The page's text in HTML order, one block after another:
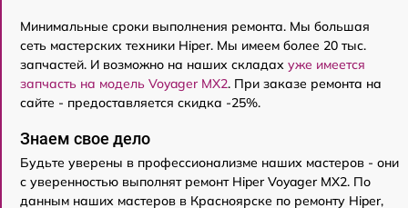
Минимальные сроки выполнения ремонта. Мы большая
сеть мастерских техники Hiper. Мы имеем более 20 тыс.
запчастей. И возможно на наших складах уже имеется
запчасть на модель Voyager MX2. При заказе ремонта на
сайте - предоставляется скидка -25%.
Знаем свое дело
Будьте уверены в профессионализме наших мастеров - они
с уверенностью выполнят ремонт Hiper Voyager MX2. По
данным наших мастеров в Красноярске по ремонту Hiper,